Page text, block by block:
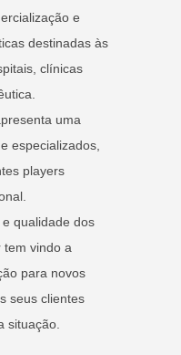
e
destinadas às
clínicas
uma
especializados,
players
qualidade dos
tem vindo a
para novos
seus clientes
situação.